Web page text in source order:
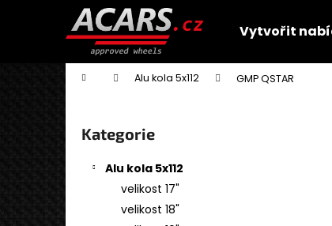
Vytvořit
Domů Alu kola 5x112 GMP QSTAR
Přeskočit
kategorie
Kategorie
Alu kola 5x112
velikost 17"
velikost 18"
Zpět
Zpět